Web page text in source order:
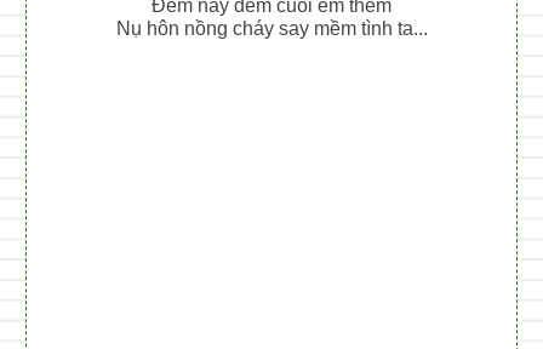
Đêm nay đêm cuối em thèm
Nụ hôn nồng cháy say mềm tình ta...